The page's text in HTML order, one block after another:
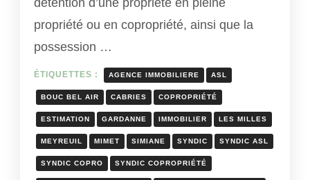
propriété ou en copropriété, ainsi que la
possession …
ÉTIQUETTES : AGENCE IMMOBILIERE ASL
BOUC BEL AIR CABRIES COPROPRIÉTÉ
ESTIMATION GARDANNE IMMOBILIER LES MILLES
MEYREUIL MIMET SIMIANE SYNDIC SYNDIC ASL
SYNDIC COPRO SYNDIC COPROPRIÉTÉ